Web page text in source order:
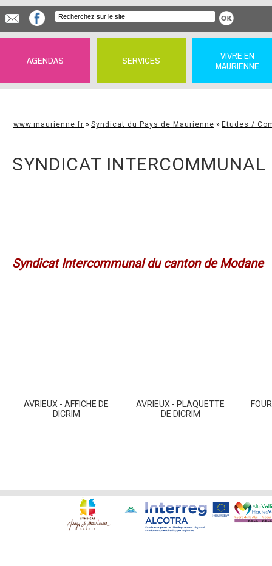
AGENDAS SERVICES
VIVRE EN
MAURIENNE
www.maurienne.fr » Syndicat du Pays de Maurienne » Etudes /
SYNDICAT
Syndicat Intercommunal du canton de Modane
AVRIEUX - AFFICHE DE
DICRIM
AVRIEUX - PLAQUETTE
DE DICRIM